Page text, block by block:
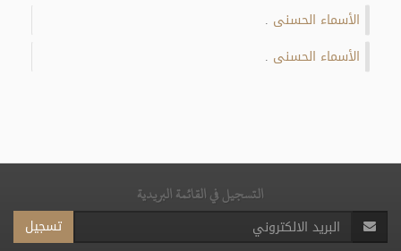
الأسماء الحسنى
الأسماء الحسنى
التسجيل في القائمة البريدية
تسجيل